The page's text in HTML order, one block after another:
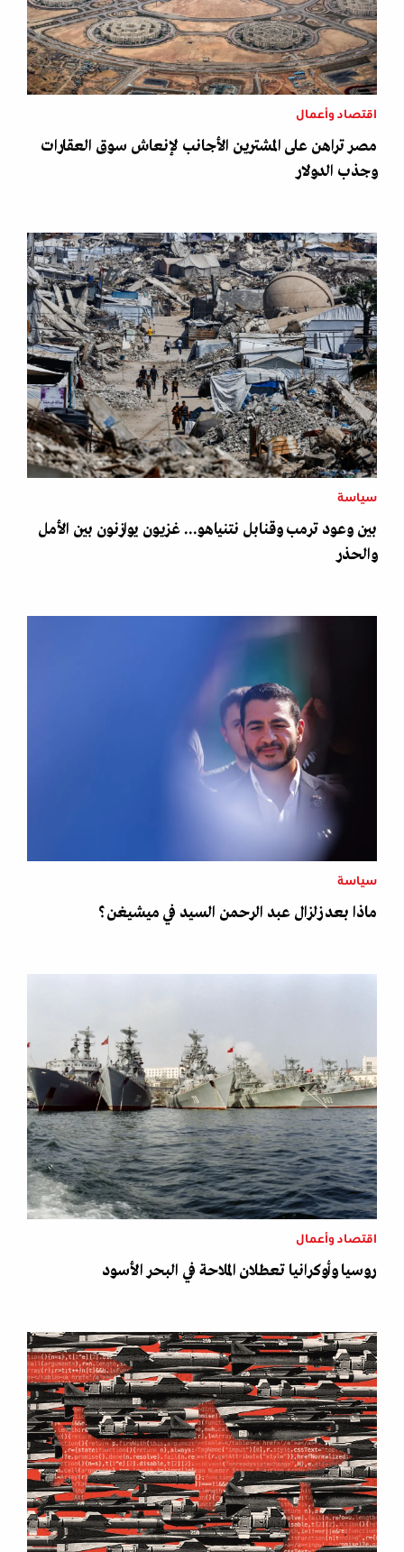
اقتصاد وأعمال
مصر تراهن على المشترين الأجانب لإنعاش سوق العقارات
وجذب الدولار
سياسة
بين وعود ترمب وقنابل نتنياهو... غزيون يوازنون بين الأمل
والحذر
سياسة
ماذا بعد زلزال عبد الرحمن السيد في ميشيغن؟
اقتصاد وأعمال
روسيا وأوكرانيا تعطلان الملاحة في البحر الأسود